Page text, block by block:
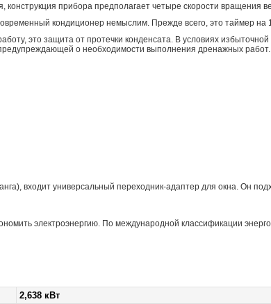
прибора предполагает четыре скорости вращения
кондиционер немыслим. Прежде всего, это таймер на
это защита от протечки конденсата. В условиях
о необходимости выполнения дренажных работ.
входит универсальный переходник-адаптер для окна. Он
электроэнергию. По международной классификации
2,638 кВт